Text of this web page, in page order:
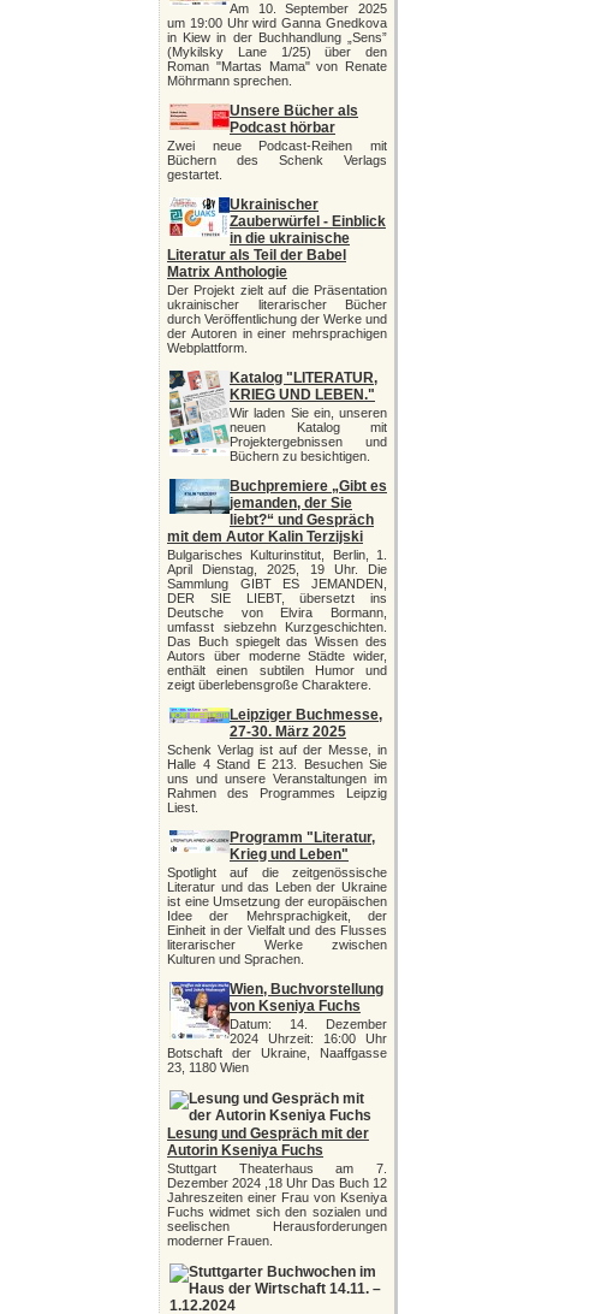
Am 10. September 2025
um 19:00 Uhr wird Ganna Gnedkova
in Kiew in der Buchhandlung „Sens”
(Mykilsky Lane 1/25) über den
Roman "Martas Mama" von Renate
Möhrmann sprechen.
Unsere Bücher als
Podcast hörbar
Zwei neue Podcast-Reihen mit
Büchern des Schenk Verlags
gestartet.
Ukrainischer
Zauberwürfel - Einblick
in die ukrainische
Literatur als Teil der Babel
Matrix Anthologie
Der Projekt zielt auf die Präsentation
ukrainischer literarischer Bücher
durch Veröffentlichung der Werke und
der Autoren in einer mehrsprachigen
Webplattform.
Katalog "LITERATUR,
KRIEG UND LEBEN."
Wir laden Sie ein, unseren
neuen Katalog mit
Projektergebnissen und
Büchern zu besichtigen.
Buchpremiere „Gibt es
jemanden, der Sie
liebt?“ und Gespräch
mit dem Autor Kalin Terzijski
Bulgarisches Kulturinstitut, Berlin, 1.
April Dienstag, 2025, 19 Uhr. Die
Sammlung GIBT ES JEMANDEN,
DER SIE LIEBT, übersetzt ins
Deutsche von Elvira Bormann,
umfasst siebzehn Kurzgeschichten.
Das Buch spiegelt das Wissen des
Autors über moderne Städte wider,
enthält einen subtilen Humor und
zeigt überlebensgroße Charaktere.
Leipziger Buchmesse,
27-30. März 2025
Schenk Verlag ist auf der Messe, in
Halle 4 Stand E 213. Besuchen Sie
uns und unsere Veranstaltungen im
Rahmen des Programmes Leipzig
Liest.
Programm "Literatur,
Krieg und Leben"
Spotlight auf die zeitgenössische
Literatur und das Leben der Ukraine
ist eine Umsetzung der europäischen
Idee der Mehrsprachigkeit, der
Einheit in der Vielfalt und des Flusses
literarischer Werke zwischen
Kulturen und Sprachen.
Wien, Buchvorstellung
von Kseniya Fuchs
Datum: 14. Dezember
2024 Uhrzeit: 16:00 Uhr
Botschaft der Ukraine, Naaffgasse
23, 1180 Wien
Lesung und Gespräch mit der
Autorin Kseniya Fuchs
Stuttgart Theaterhaus am 7.
Dezember 2024 ,18 Uhr Das Buch 12
Jahreszeiten einer Frau von Kseniya
Fuchs widmet sich den sozialen und
seelischen Herausforderungen
moderner Frauen.